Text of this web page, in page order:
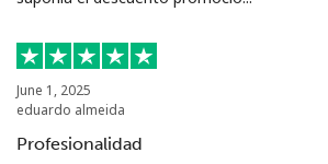
All
country
June 1, 2025
eduardo almeida
Profesionalidad